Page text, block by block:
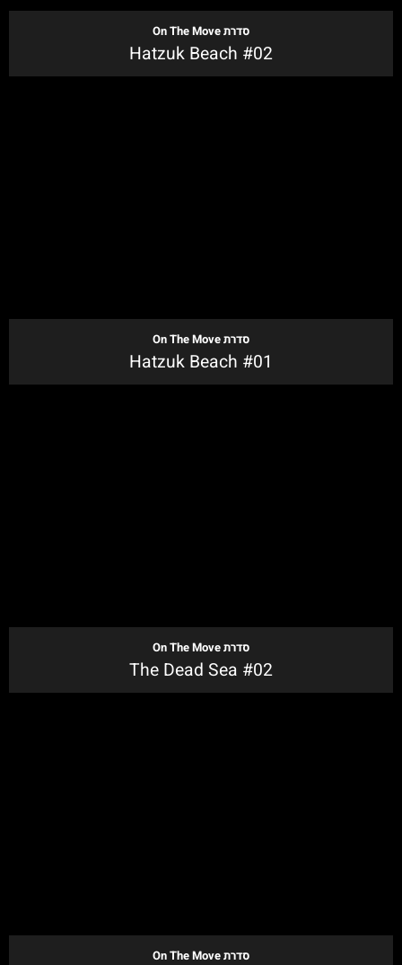
סדרתOn The Move
Hatzuk Beach #02
סדרתOn The Move
Hatzuk Beach #01
סדרתOn The Move
The Dead Sea #02
סדרתOn The Move